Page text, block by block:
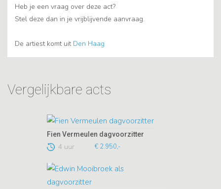
Heb je een vraag over deze act?
Stel deze dan in je vrijblijvende aanvraag.
De artiest komt uit Den Haag
Vergelijkbare acts
Fien Vermeulen dagvoorzitter
4 uur € 2.950,-